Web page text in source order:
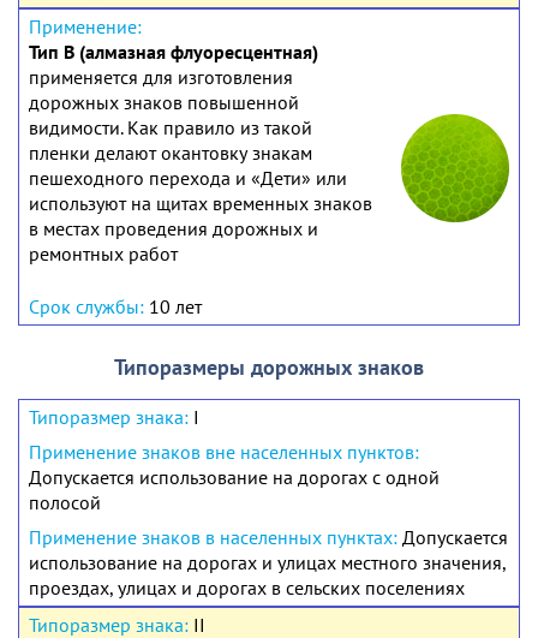
Тип В (алмазная флуоресцентная)
применяется для изготовления
дорожных знаков повышенной
видимости. Как правило из такой
пленки делают окантовку знакам
пешеходного перехода и «Дети» или
используют на щитах временных знаков
в местах проведения дорожных и
ремонтных работ
10 лет
Типоразмеры дорожных знаков
I
Допускается использование на дорогах с одной
полосой
Допускается
использование на дорогах и улицах местного значения,
проездах, улицах и дорогах в сельских поселениях
II